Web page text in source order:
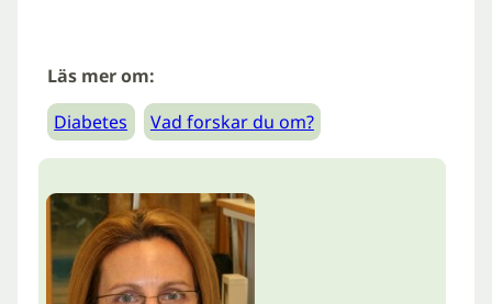
Läs mer om:
Diabetes
Vad forskar du om?